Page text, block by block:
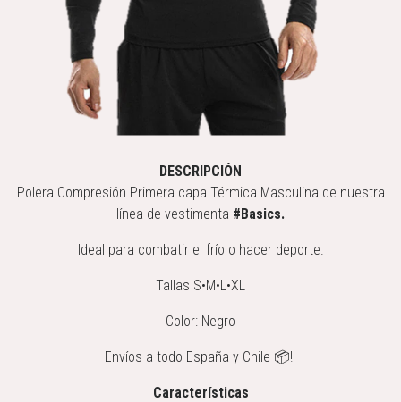
DESCRIPCIÓN
Polera Compresión Primera capa Térmica Masculina de nuestra
línea de vestimenta #Basics.
Ideal para combatir el frío o hacer deporte.
Tallas S•M•L•XL
Color: Negro
Envíos a todo España y Chile 📦!
Características